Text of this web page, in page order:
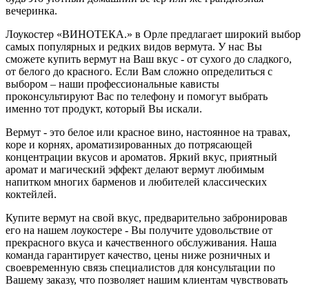
вечеринка.
Лоукостер «ВИНОТЕКА.» в Орле предлагает широкий выбор
самых популярных и редких видов вермута. У нас Вы
сможете купить вермут на Ваш вкус - от сухого до сладкого,
от белого до красного. Если Вам сложно определиться с
выбором – наши профессиональные кависты
проконсультируют Вас по телефону и помогут выбрать
именно тот продукт, который Вы искали.
Вермут - это белое или красное вино, настоянное на травах,
коре и корнях, ароматизированных до потрясающей
концентрации вкусов и ароматов. Яркий вкус, приятный
аромат и магический эффект делают вермут любимым
напитком многих барменов и любителей классических
коктейлей.
Купите вермут на свой вкус, предварительно забронировав
его на нашем лоукостере - Вы получите удовольствие от
прекрасного вкуса и качественного обслуживания. Наша
команда гарантирует качество, цены ниже розничных и
своевременную связь специалистов для консультации по
Вашему заказу, что позволяет нашим клиентам чувствовать